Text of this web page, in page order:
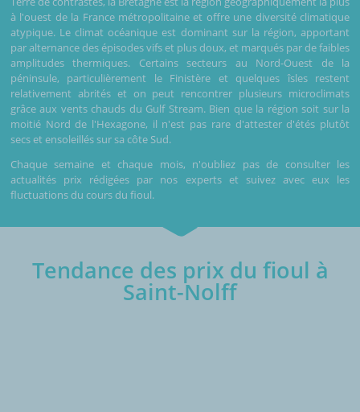
à l'ouest de la France métropolitaine et offre une diversité climatique
atypique. Le climat océanique est dominant sur la région, apportant
par alternance des épisodes vifs et plus doux, et marqués par de faibles
amplitudes thermiques. Certains secteurs au Nord-Ouest de la
péninsule, particulièrement le Finistère et quelques îsles restent
relativement abrités et on peut rencontrer plusieurs microclimats
grâce aux vents chauds du Gulf Stream. Bien que la région soit sur la
moitié Nord de l'Hexagone, il n'est pas rare d'attester d'étés plutôt
secs et ensoleillés sur sa côte Sud.
Chaque semaine et chaque mois, n'oubliez pas de consulter les
actualités prix rédigées par nos experts et suivez avec eux les
fluctuations du cours du fioul.
Tendance des prix du fioul à
Saint-Nolff